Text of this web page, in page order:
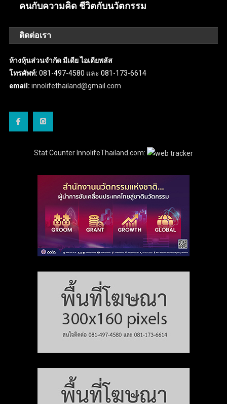
คนกับความคิด ชีวิตกับนวัตกรรม
ติดต่อเรา
ห้างหุ้นส่วนจำกัด มีเดีย ไอเดียพลัส
โทรศัพท์: 081-497-4580 และ 081-173-6614
email: innolifethailand@gmail.com
Stat Counter InnolifeThailand.com: